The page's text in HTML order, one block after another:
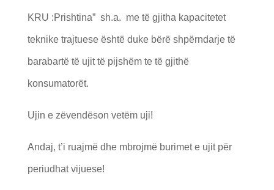
KRU :Prishtina” sh.a. me të gjitha kapacitetet
teknike trajtuese është duke bërë shpërndarje të
barabartë të ujit të pijshëm te të gjithë
konsumatorët.
Ujin e zëvendëson vetëm uji!
Andaj, t’i ruajmë dhe mbrojmë burimet e ujit për
periudhat vijuese!